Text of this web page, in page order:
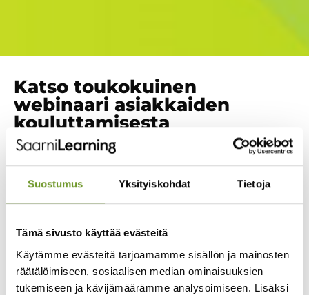
Suostumus Yksityiskohdat Tietoja
Tämä sivusto käyttää evästeitä
Käytämme evästeitä tarjoamamme sisällön ja mainosten
räätälöimiseen, sosiaalisen median ominaisuuksien
tukemiseen ja kävijämäärämme analysoimiseen. Lisäksi
Katso toukokuinen
webinaari asiakkaiden
kouluttamisesta
tukimateriaaleja, PDF-ohjeita ja satunnaisia
perehdytyspalavereita. Yhä useampi organisaatio haluaa
ammattimaisen tavan oppia tuotteiden, palveluiden ja
toimintatapojen käyttöä.
Tässä toukokuussa 2026 järjestämässämme webinaarissa
näytimme, kuinkaSaarni Learningin Priima-